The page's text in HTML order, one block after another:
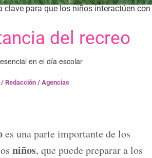
clave para que los niños interactúen con
del recreo
en el día escolar
/ Redacción / Agencias
es una parte importante de los
niños, que puede preparar a los